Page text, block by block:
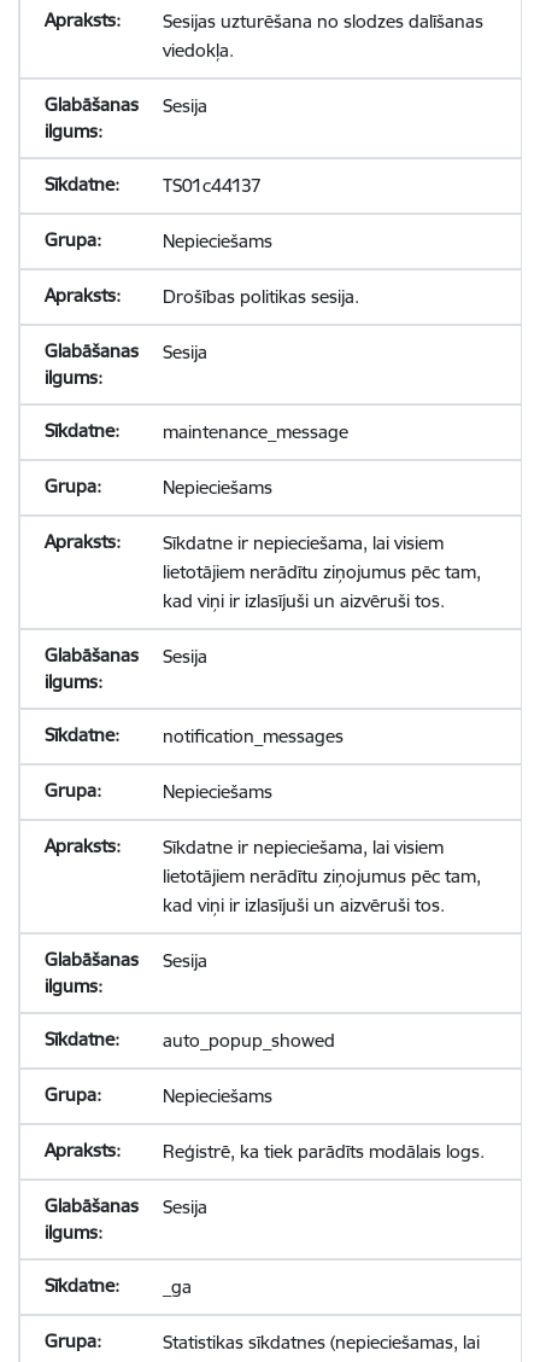
Sesijas uzturēšana no slodzes dalīšanas
viedokļa.
Sesija
TS01c44137
Nepieciešams
Drošības politikas sesija.
Sesija
maintenance_message
Nepieciešams
Sīkdatne ir nepieciešama, lai visiem
lietotājiem nerādītu ziņojumus pēc tam,
kad viņi ir izlasījuši un aizvēruši tos.
Sesija
notification_messages
Nepieciešams
Sīkdatne ir nepieciešama, lai visiem
lietotājiem nerādītu ziņojumus pēc tam,
kad viņi ir izlasījuši un aizvēruši tos.
Sesija
auto_popup_showed
Nepieciešams
Reģistrē, ka tiek parādīts modālais logs.
Sesija
_ga
Statistikas sīkdatnes (nepieciešamas, lai